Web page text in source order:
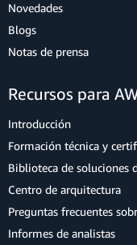
Novedades
Blogs
Notas de prensa
Recursos para
Introducción
Formación técnica y
Biblioteca de soluciones
Centro de arquitectura
Preguntas frecuentes
Informes de analistas